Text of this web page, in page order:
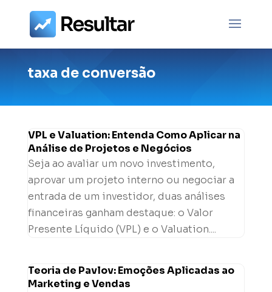
taxa de conversão
VPL e Valuation: Entenda Como Aplicar na
Análise de Projetos e Negócios
Seja ao avaliar um novo investimento,
aprovar um projeto interno ou negociar a
entrada de um investidor, duas análises
financeiras ganham destaque: o Valor
Presente Líquido (VPL) e o Valuation....
Teoria de Pavlov: Emoções Aplicadas ao
Marketing e Vendas